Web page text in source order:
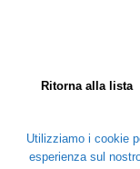
Ritorna alla lista
Utilizziamo i cookie
esperienza sul